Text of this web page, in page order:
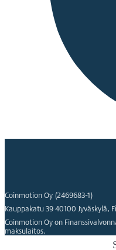
Coinmotion Oy (2469683-1)
Kauppakatu 39 40100 Jyväskylä,
Coinmotion Oy on
maksulaitos.